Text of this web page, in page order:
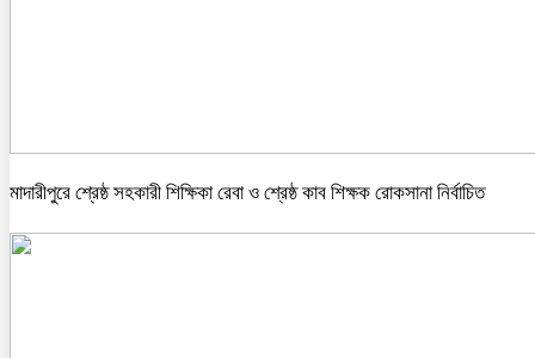
মাদারীপুরে শ্রেষ্ঠ সহকারী শিক্ষিকা রেবা ও শ্রেষ্ঠ কাব শিক্ষক রোকসানা নির্বাচিত